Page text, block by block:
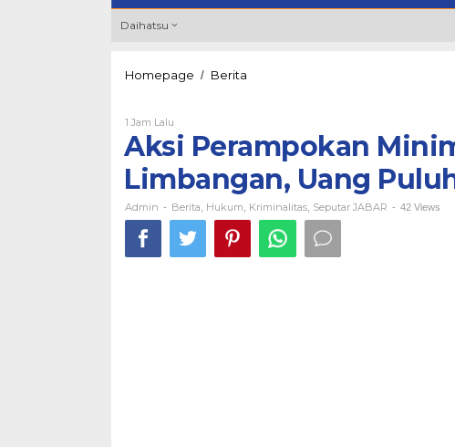
Daihatsu
Homepage / Berita
di
Alfamart
Limbangan,
Uang
Puluhan
Juta
Raib
1 Jam Lalu
Admin
Aksi Perampokan
Limbangan, Uang
Admin - Berita Hukum Kriminalitas Seputar JABAR - 42 Views